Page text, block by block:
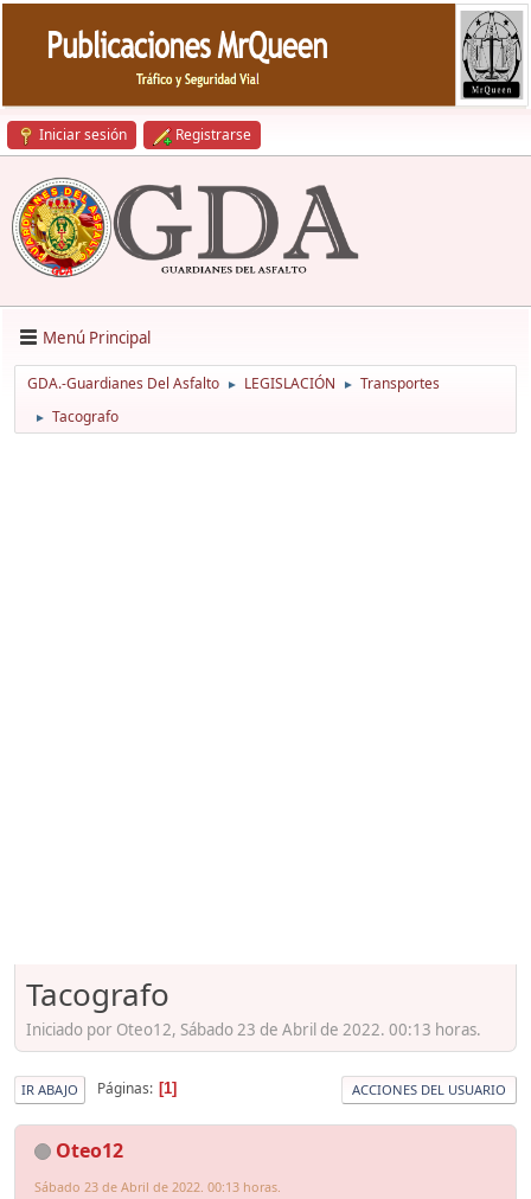
Iniciar sesión Registrarse
Menú Principal
GDA.-Guardianes Del Asfalto ► LEGISLACIÓN ► Transportes
► Tacografo
Tacografo
Iniciado por Oteo12, Sábado 23 de Abril de 2022. 00:13 horas.
IR ABAJO Páginas 1 ACCIONES DEL USUARIO
Oteo12
Sábado 23 de Abril de 2022. 00:13 horas.